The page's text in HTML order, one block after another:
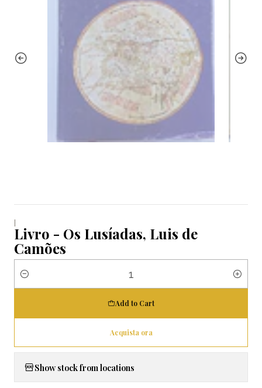
|
Livro - Os Lusíadas, Luis de
Camões
Quantity
Add to Cart
Acquista ora
Show stock from locations